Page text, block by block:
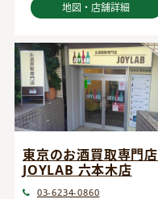
地図・店舗詳細
東京のお酒買取専門店
JOYLAB 六本木店
03-6234-0860